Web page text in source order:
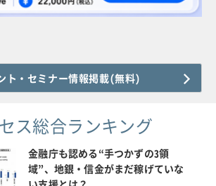
ト・セミナー情報掲載(無料)
ス総合ランキング
金融庁も認める“手つかずの3領
域”、地銀・信金がまだ稼げていな